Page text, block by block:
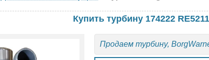
Купить турбину 174222
Продаем турбину,